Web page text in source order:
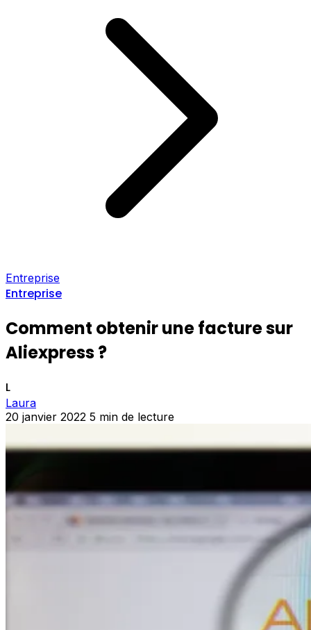
Entreprise
Entreprise
Comment obtenir une facture sur
Aliexpress ?
L
Laura
20 janvier 2022 5 min de lecture